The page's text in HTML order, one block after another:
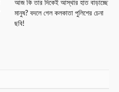
আজ কি তার দিকেই আস্থার হাত বাড়াচ্ছে
মানুষ? বদলে গেল কলকাতা পুলিশের চেনা
ছবি!